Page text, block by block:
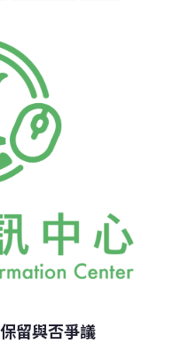
譽、終身照護、在園保
。傍晚開始在台北市濟
聲』『光』，根絕國會
策受害者』，聲聲接
．走出黑暗邊緣．社會
12月12日，PM
留與否爭議